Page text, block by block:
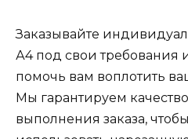
Заказывайте
А4 под свои требования
помочь вам воплотить
Мы гарантируем
выполнения заказа,